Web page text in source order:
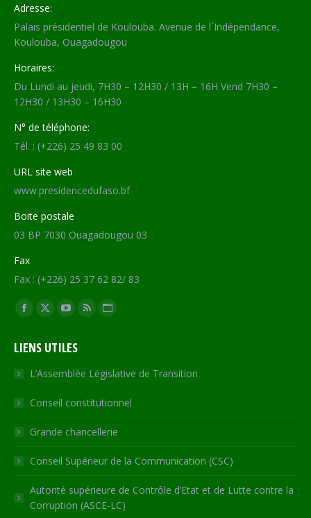
Adresse:
Palais présidentiel de Koulouba. Avenue de l´Indépendance,
Koulouba, Ouagadougou
Horaires:
Du Lundi au jeudi, 7H30 – 12H30 / 13H – 16H Vend 7H30 –
12H30 / 13H30 – 16H30
N° de téléphone:
Tél. : (+226) 25 49 83 00
URL site web
www.presidencedufaso.bf
Boite postale
03 BP 7030 Ouagadougou 03
Fax
Fax : (+226) 25 37 62 82/ 83
Trouvez nous sur :
Facebook
opens
in
new
window
X
opens
in
new
window
YouTube
opens
in
new
window
RSS
in
new
window
Site
opens
in
new
LIENS UTILES
L’Assemblée Législative de Transition
Conseil constitutionnel
Grande chancellerie
Conseil Supérieur de la Communication (CSC)
Autorité supérieure de Contrôle d’Etat et de Lutte contre la
Corruption (ASCE-LC)